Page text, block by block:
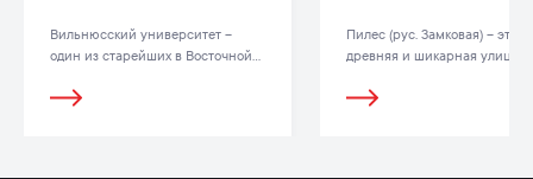
Вильнюсский университет –
один из старейших в Восточной
факультетов, на которых учатся
Пилес (рус. Замковая) – это
древняя и шикарная улица в